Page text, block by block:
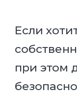
Если
при этом